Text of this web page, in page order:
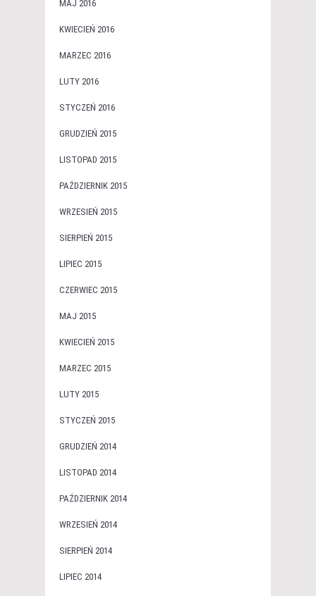
MAJ 2016
KWIECIEŃ 2016
MARZEC 2016
LUTY 2016
STYCZEŃ 2016
GRUDZIEŃ 2015
LISTOPAD 2015
PAŹDZIERNIK 2015
WRZESIEŃ 2015
SIERPIEŃ 2015
LIPIEC 2015
CZERWIEC 2015
MAJ 2015
KWIECIEŃ 2015
MARZEC 2015
LUTY 2015
STYCZEŃ 2015
GRUDZIEŃ 2014
LISTOPAD 2014
PAŹDZIERNIK 2014
WRZESIEŃ 2014
SIERPIEŃ 2014
LIPIEC 2014